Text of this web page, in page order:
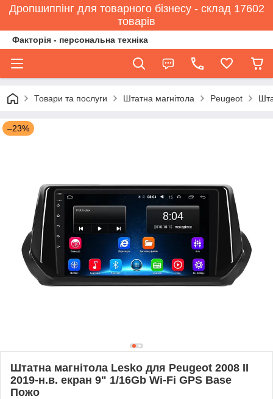
Дропшиппінг для товарного бізнесу - склад 17602
товарів
Факторія - персональна техніка
Товари та послуги Штатна магнітола Peugeot
–23%
Штатна магнітола Lesko для Peugeot 2008 II
2019-н.в. екран 9" 1/16Gb Wi-Fi GPS Base
Пожо